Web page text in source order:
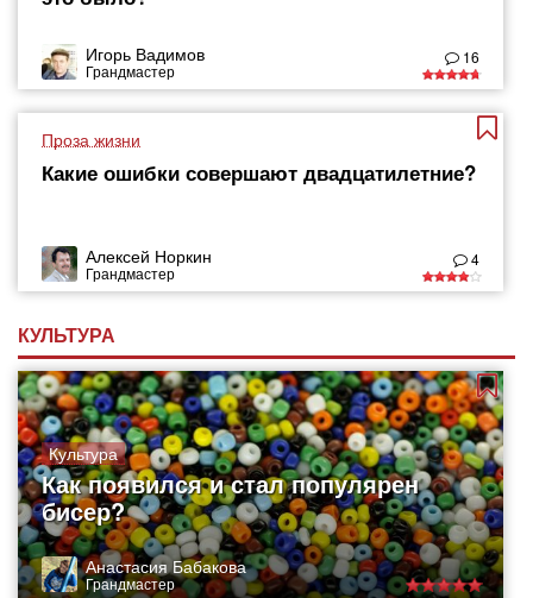
Игорь Вадимов
Грандмастер
16
Проза жизни
Какие ошибки совершают двадцатилетние?
Алексей Норкин
Грандмастер
4
КУЛЬТУРА
Культура
Как появился и стал популярен
бисер?
Анастасия Бабакова
Грандмастер